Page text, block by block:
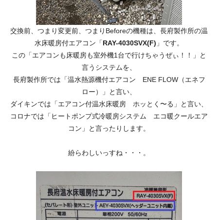
交換前、つまり変更前、つまりBeforeの機種は、長府製作所の温
水床暖房付エアコン「RAY-4030SVX(F) 」です。
この「エアコンも床暖房も室外機1台で行けちゃうぜぃ！！」と
言うシステムを、
長府製作所では「温水熱源機付エアコン ENE FLOW（エネフ
ロー）」と言い、
ダイキンでは「エアコン付温水床暖房 ホッとく〜る」と言い、
コロナでは「ヒートポンプ式冷暖房システム エコ暖クールエア
コン」と言ったりします。
紛らわしいっすね・・・。